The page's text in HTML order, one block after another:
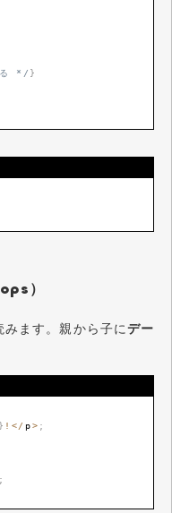
る */ }
）
ます。親から子にデー
} ! </ p> ;
;